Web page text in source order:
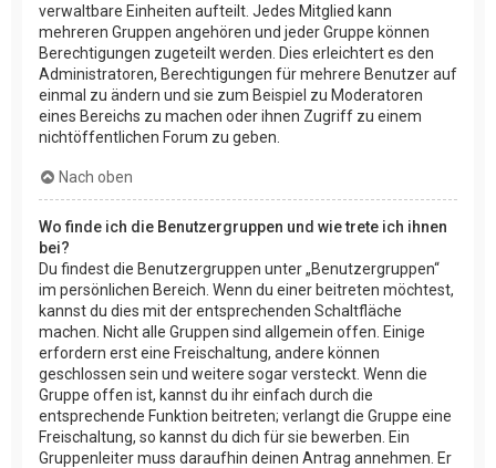
verwaltbare Einheiten aufteilt. Jedes Mitglied kann
mehreren Gruppen angehören und jeder Gruppe können
Berechtigungen zugeteilt werden. Dies erleichtert es den
Administratoren, Berechtigungen für mehrere Benutzer auf
einmal zu ändern und sie zum Beispiel zu Moderatoren
eines Bereichs zu machen oder ihnen Zugriff zu einem
nichtöffentlichen Forum zu geben.
Nach oben
Wo finde ich die Benutzergruppen und wie trete ich ihnen
bei?
Du findest die Benutzergruppen unter „Benutzergruppen“
im persönlichen Bereich. Wenn du einer beitreten möchtest,
kannst du dies mit der entsprechenden Schaltfläche
machen. Nicht alle Gruppen sind allgemein offen. Einige
erfordern erst eine Freischaltung, andere können
geschlossen sein und weitere sogar versteckt. Wenn die
Gruppe offen ist, kannst du ihr einfach durch die
entsprechende Funktion beitreten; verlangt die Gruppe eine
Freischaltung, so kannst du dich für sie bewerben. Ein
Gruppenleiter muss daraufhin deinen Antrag annehmen. Er